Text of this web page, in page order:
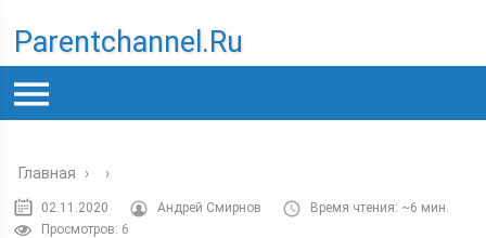
Parentchannel.ru
Главная › ›
02.11.2020 Андрей Смирнов
Время чтения: ~6 мин.
Просмотров: 6